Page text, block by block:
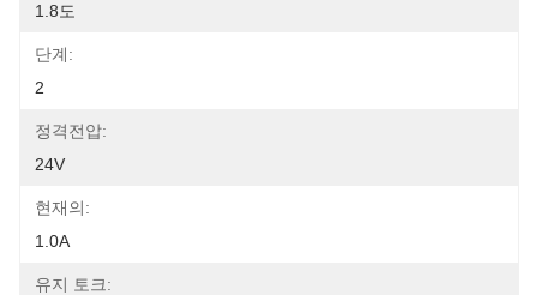
1.8도
단계:
2
정격전압:
24V
현재의:
1.0A
유지 토크: